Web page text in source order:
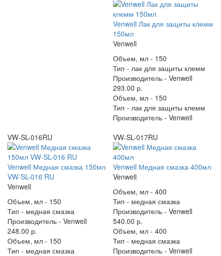
Venwell Лак для защиты клемм
150мл
Venwell
Объем, мл - 150
Тип - лак для защиты клемм
Производитель - Venwell
293.00 р.
Объем, мл - 150
Тип - лак для защиты клемм
Производитель - Venwell
VW-SL-016RU
Venwell Медная смазка 150мл
VW-SL-016 RU
Venwell
Объем, мл - 150
Тип - медная смазка
Производитель - Venwell
248.00 р.
Объем, мл - 150
Тип - медная смазка
VW-SL-017RU
Venwell Медная смазка 400мл
Venwell
Объем, мл - 400
Тип - медная смазка
Производитель - Venwell
540.00 р.
Объем, мл - 400
Тип - медная смазка
Производитель - Venwell